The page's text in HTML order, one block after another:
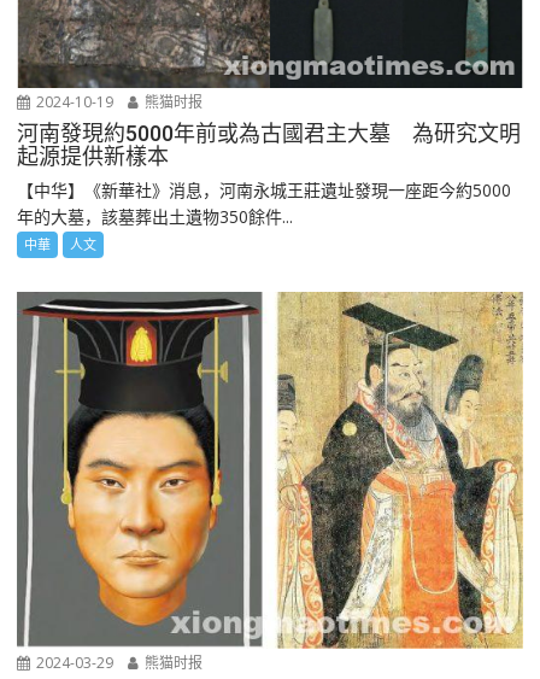
2024-10-19 熊猫时报
河南發現約5000年前或為古國君主大墓 為研究文明
起源提供新樣本
【中华】《新華社》消息，河南永城王莊遺址發現一座距今約5000
年的大墓，該墓葬出土遺物350餘件...
中華 人文
2024-03-29 熊猫时报